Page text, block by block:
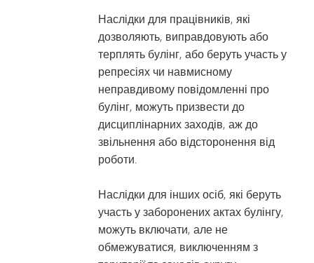
Наслідки для працівників, які
дозволяють, виправдовують або
терплять булінг, або беруть участь у
репресіях чи навмисному
неправдивому повідомленні про
булінг, можуть призвести до
дисциплінарних заходів, аж до
звільнення або відсторонення від
роботи.
Наслідки для інших осіб, які беруть
участь у заборонених актах булінгу,
можуть включати, але не
обмежуватися, виключенням з